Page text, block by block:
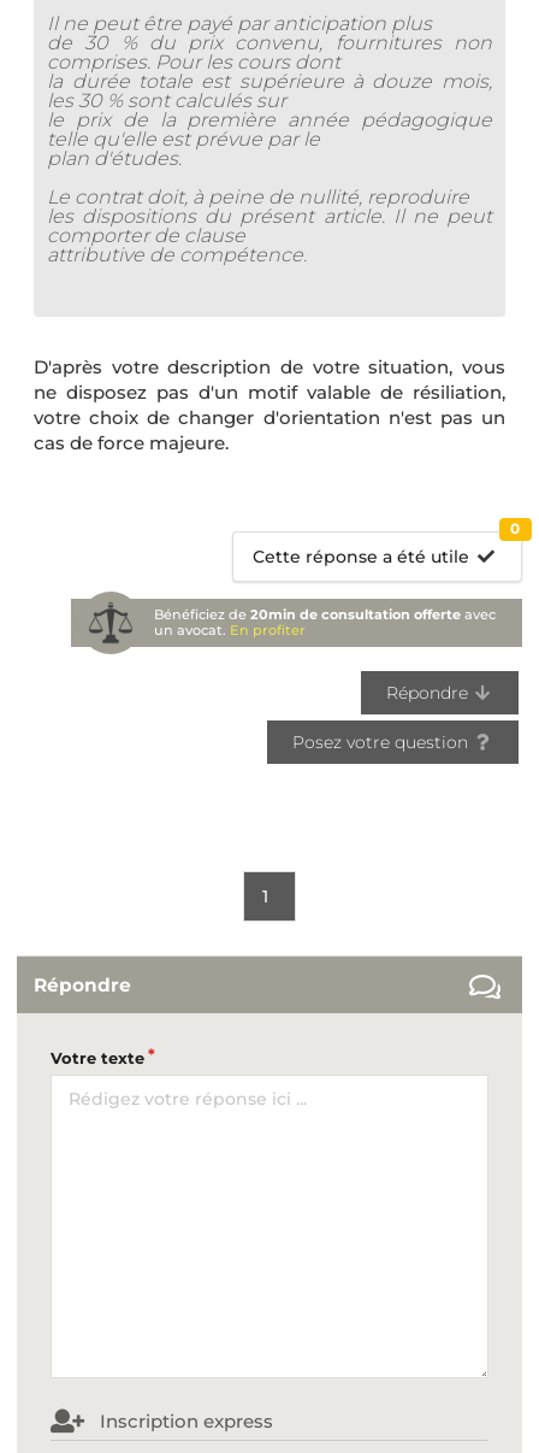
Il ne peut être payé par anticipation plus
de 30 % du prix convenu, fournitures non
comprises. Pour les cours dont
la durée totale est supérieure à douze mois,
les 30 % sont calculés sur
le prix de la première année pédagogique
telle qu'elle est prévue par le
plan d'études.
Le contrat doit, à peine de nullité, reproduire
les dispositions du présent article. Il ne peut
comporter de clause
attributive de compétence.
D'après votre description de votre situation, vous
ne disposez pas d'un motif valable de résiliation,
votre choix de changer d'orientation n'est pas un
cas de force majeure.
Cette réponse a été utile
0
Bénéficiez de20min de consultation offerte avec
un avocat. En profiter
Répondre
Posez votre question
1
Répondre
Votre texte
Inscription express